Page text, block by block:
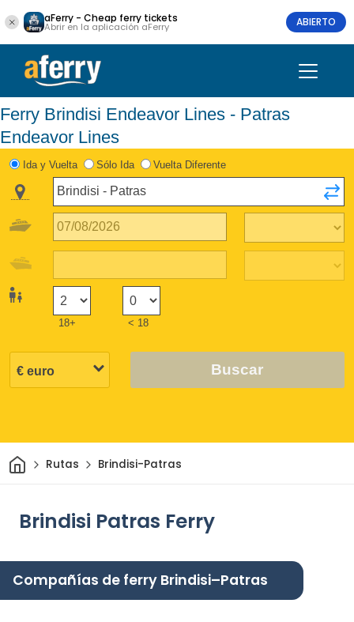
aFerry - Cheap ferry tickets
Abrir en la aplicación aFerry ABIERTO
Ferry Brindisi Endeavor Lines - Patras
Endeavor Lines
Ida y Vuelta Sólo Ida Vuelta Diferente
18+ < 18
Buscar
InicioRutas Brindisi-Patras
Brindisi Patras Ferry
Compañías de ferry Brindisi–Patras